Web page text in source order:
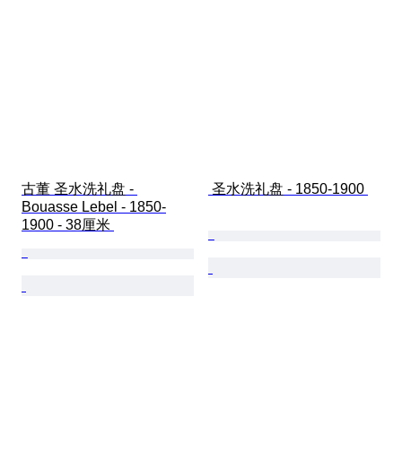
古董 圣水洗礼盘 -
Bouasse Lebel - 1850-
1900 - 38厘米
圣水洗礼盘 - 1850-1900